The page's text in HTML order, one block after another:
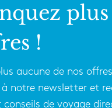
!
aucune de nos
notre newsletter et
de voyage